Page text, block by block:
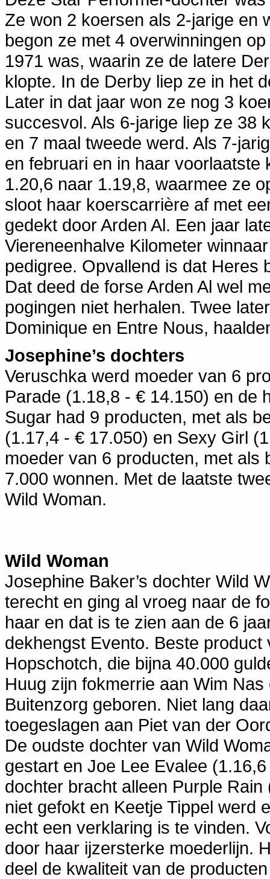
Ze won 2 koersen als 2-jarige en
begon ze met 4 overwinningen
1971 was, waarin ze de latere
klopte. In de Derby liep ze in het
Later in dat jaar won ze nog 3
succesvol. Als 6-jarige liep ze 38
en 7 maal tweede werd. Als 7-
en februari en in haar
1.20,6 naar 1.19,8, waarmee ze
sloot haar koerscarrière af met
gedekt door Arden Al. Een jaar
Viereneenhalve Kilometer
pedigree. Opvallend is dat Heres
Dat deed de forse Arden Al wel
pogingen niet herhalen. Twee
Dominique en Entre Nous,
Josephine’s dochters
Veruschka werd moeder van 6
Parade (1.18,8 - € 14.150) en de
Sugar had 9 producten, met als
(1.17,4 - € 17.050) en Sexy Girl
moeder van 6 producten, met als
7.000 wonnen. Met de laatste
Wild Woman.
Wild Woman
Josephine Baker’s dochter Wild
terecht en ging al vroeg naar de
haar en dat is te zien aan de 6
dekhengst Evento. Beste
Hopschotch, die bijna 40.000
Huug zijn fokmerrie aan Wim
Buitenzorg geboren. Niet lang
toegeslagen aan Piet van der
De oudste dochter van Wild
gestart en Joe Lee Evalee
dochter bracht alleen Purple
niet gefokt en Keetje Tippel werd
echt een verklaring is te vinden.
door haar ijzersterke moederlijn.
deel de kwaliteit van de